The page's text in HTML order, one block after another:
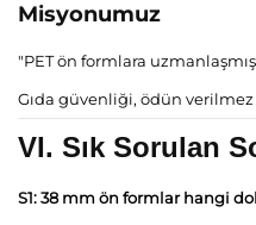
Misyonumuz
"PET ön formlara
Gıda güvenliği, ödün
VI. Sık Sorulan
S1: 38 mm ön formlar hangi